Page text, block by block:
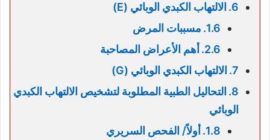
الالتهاب الكبدي الوبائي (E)
مسببات المرض
أهم الأعراض المصاحبة
الالتهاب الكبدي الوبائي (G)
التحاليل الطبية المطلوبة لتشخيص الالتهاب الكبدي
الوبائي
أولاً/ الفحص السريري